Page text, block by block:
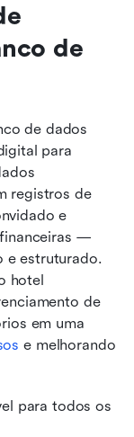
de
de dados
para
registros de
e
—
e estruturado.
hotel
de
em uma
e melhorando
para todos os